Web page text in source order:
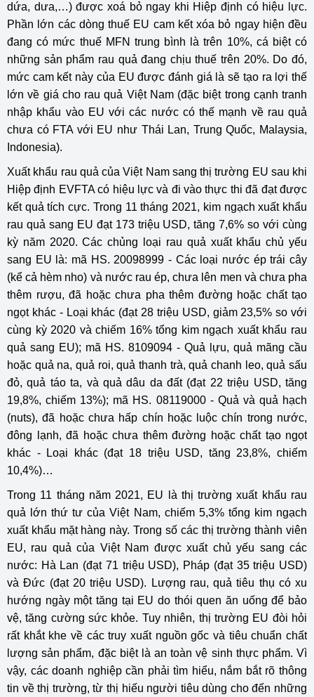
dứa, dưa,…) được xoá bỏ ngay khi Hiệp định có hiệu lực.
Phần lớn các dòng thuế EU cam kết xóa bỏ ngay hiện đều
đang có mức thuế MFN trung bình là trên 10%, cá biệt có
những sản phẩm rau quả đang chịu thuế trên 20%. Do đó,
mức cam kết này của EU được đánh giá là sẽ tạo ra lợi thế
lớn về giá cho rau quả Việt Nam (đặc biệt trong cạnh tranh
nhập khẩu vào EU với các nước có thế mạnh về rau quả
chưa có FTA với EU như Thái Lan, Trung Quốc, Malaysia,
Indonesia).
Xuất khẩu rau quả của Việt Nam sang thị trường EU sau khi
Hiệp định EVFTA có hiệu lực và đi vào thực thi đã đạt được
kết quả tích cực. Trong 11 tháng 2021, kim ngạch xuất khẩu
rau quả sang EU đạt 173 triệu USD, tăng 7,6% so với cùng
kỳ năm 2020. Các chủng loại rau quả xuất khẩu chủ yếu
sang EU là: mã HS. 20098999 - Các loại nước ép trái cây
(kể cả hèm nho) và nước rau ép, chưa lên men và chưa pha
thêm rượu, đã hoặc chưa pha thêm đường hoặc chất tạo
ngọt khác - Loại khác (đạt 28 triệu USD, giảm 23,5% so với
cùng kỳ 2020 và chiếm 16% tổng kim ngạch xuất khẩu rau
quả sang EU); mã HS. 8109094 - Quả lựu, quả mãng cầu
hoặc quả na, quả roi, quả thanh trà, quả chanh leo, quả sấu
đỏ, quả táo ta, và quả dâu da đất (đạt 22 triệu USD, tăng
19,8%, chiếm 13%); mã HS. 08119000 - Quả và quả hạch
(nuts), đã hoặc chưa hấp chín hoặc luộc chín trong nước,
đông lạnh, đã hoặc chưa thêm đường hoặc chất tạo ngọt
khác - Loại khác (đạt 18 triệu USD, tăng 23,8%, chiếm
10,4%)…
Trong 11 tháng năm 2021, EU là thị trường xuất khẩu rau
quả lớn thứ tư của Việt Nam, chiếm 5,3% tổng kim ngạch
xuất khẩu mặt hàng này. Trong số các thị trường thành viên
EU, rau quả của Việt Nam được xuất chủ yếu sang các
nước: Hà Lan (đạt 71 triệu USD), Pháp (đạt 35 triệu USD)
và Đức (đạt 20 triệu USD). Lượng rau, quả tiêu thụ có xu
hướng ngày một tăng tại EU do thói quen ăn uống để bảo
vệ, tăng cường sức khỏe. Tuy nhiên, thị trường EU đòi hỏi
rất khắt khe về các truy xuất nguồn gốc và tiêu chuẩn chất
lượng sản phẩm, đặc biệt là an toàn vệ sinh thực phẩm. Vì
vậy, các doanh nghiệp cần phải tìm hiểu, nắm bắt rõ thông
tin về thị trường, từ thị hiếu người tiêu dùng cho đến những